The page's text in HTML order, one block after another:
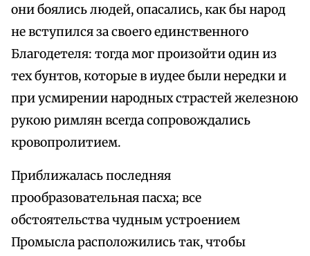
они боялись людей, опасались, как бы народ
не вступился за своего единственного
Благодетеля: тогда мог произойти один из
тех бунтов, которые в иудее были нередки и
при усмирении народных страстей железною
рукою римлян всегда сопровождались
кровопролитием.
Приближалась последняя
прообразовательная пасха; все
обстоятельства чудным устроением
Промысла расположились так, чтобы